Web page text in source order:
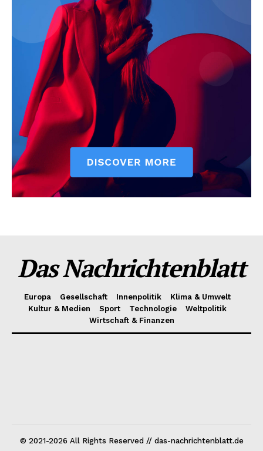
Das Nachrichtenblatt
Europa Gesellschaft Innenpolitik
Klima & Umwelt
Kultur & Medien
Sport Technologie
Weltpolitik
Wirtschaft & Finanzen
© 2021-2026 All Rights Reserved // das-nachrichtenblatt.de